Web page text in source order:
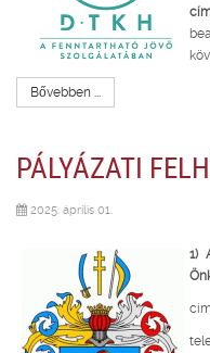
Bővebben ...
PÁLYÁZATI
2025. április 01.
1)